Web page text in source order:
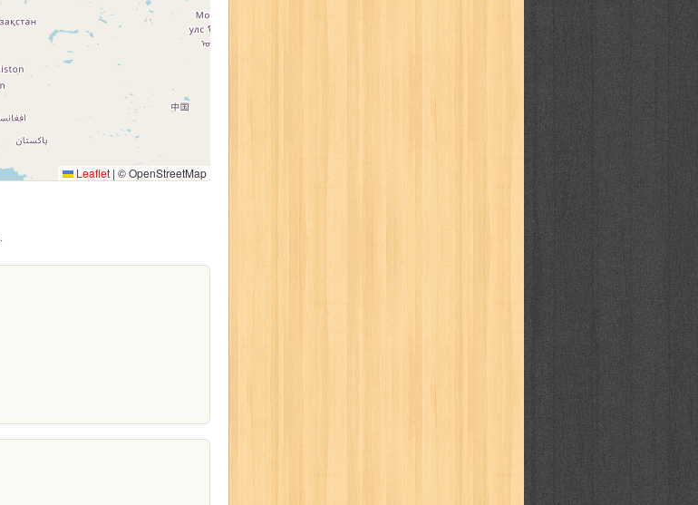
Leaflet | © OpenStreetMap